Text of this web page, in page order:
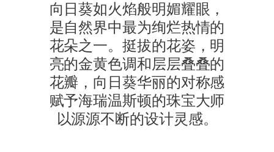
向日葵如火焰般明媚耀眼，
是自然界中最为绚烂热情的
花朵之一。挺拔的花姿，明
亮的金黄色调和层层叠叠的
花瓣，向日葵华丽的对称感
赋予海瑞温斯顿的珠宝大师
以源源不断的设计灵感。